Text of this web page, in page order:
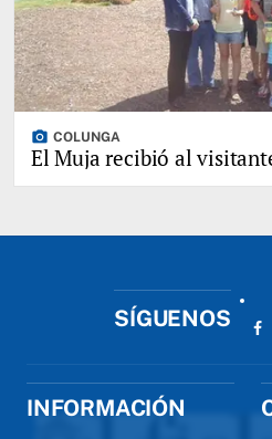
photo_camera COLUNGA
El Muja recibió al
SÍGUENOS
INFORMACIÓN